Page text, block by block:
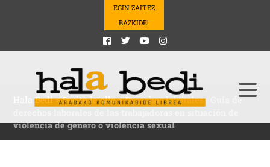
EGIN ZAITEZ
BAZKIDE!
Hala Bedi>Suelta la olla>Derechos laborales | Guía de
violencia de género o violencia sexual